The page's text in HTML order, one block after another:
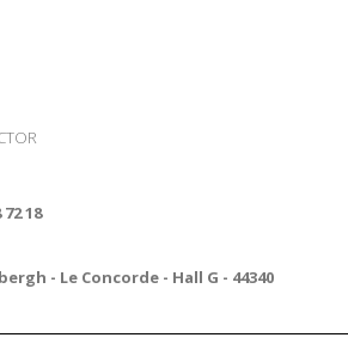
72 18
- Le Concorde - Hall G - 44340